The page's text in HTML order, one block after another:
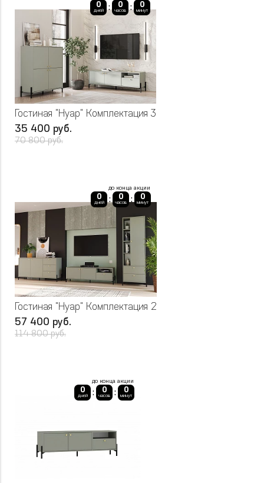
0
дней : 0
часов : 0
минут
Гостиная "Нуар" Комплектация 3
35 400 руб.
70 800 руб.
до конца акции
0
дней : 0
часов : 0
минут
Гостиная "Нуар" Комплектация 2
57 400 руб.
114 800 руб.
до конца акции
0
дней : 0
часов : 0
минут